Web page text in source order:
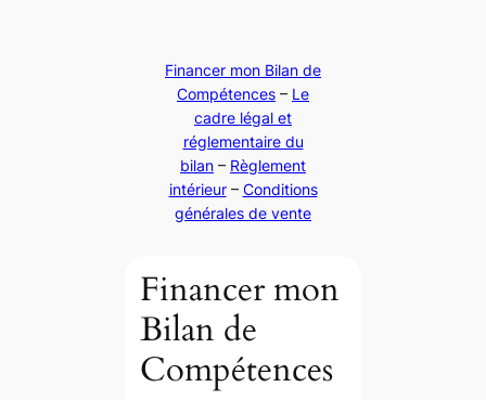
Financer mon Bilan de
Compétences – Le
cadre légal et
réglementaire du
bilan – Règlement
intérieur– Conditions
générales de vente
Financer mon
Bilan de
Compétences